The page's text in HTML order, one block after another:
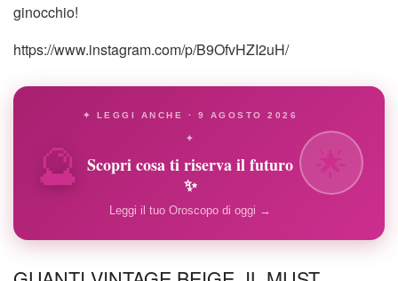
ginocchio!
https://www.instagram.com/p/B9OfvHZI2uH/
🔮
✦ LEGGI ANCHE · 9 AGOSTO 2026
✦
Scopri cosa ti riserva il futuro
✨
Leggi il tuo Oroscopo di oggi →